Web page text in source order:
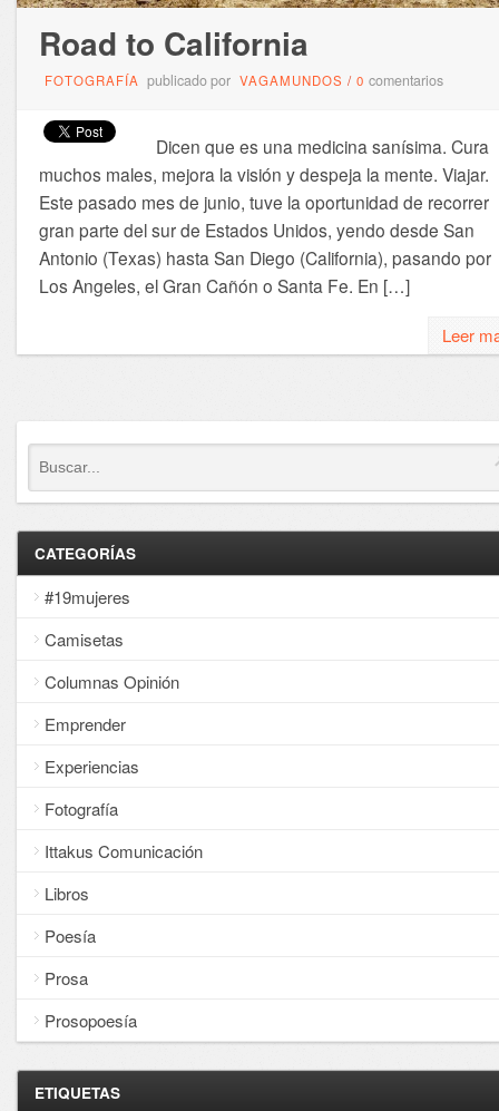
Road to California
FOTOGRAFÍA publicado por VAGAMUNDOS / 0 comentarios
Dicen que es una medicina sanísima. Cura
muchos males, mejora la visión y despeja la mente. Viajar.
Este pasado mes de junio, tuve la oportunidad de recorrer
gran parte del sur de Estados Unidos, yendo desde San
Antonio (Texas) hasta San Diego (California), pasando por
Los Angeles, el Gran Cañón o Santa Fe. En […]
Leer
CATEGORÍAS
#19mujeres
Camisetas
Columnas Opinión
Emprender
Experiencias
Fotografía
Ittakus Comunicación
Libros
Poesía
Prosa
Prosopoesía
ETIQUETAS